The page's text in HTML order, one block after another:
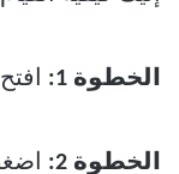
الخطوة 1:
الخطوة 2: